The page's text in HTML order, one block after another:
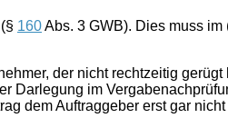
160Abs. 3 GWB). Dies muss
der nicht rechtzeitig
Darlegung im
dem Auftraggeber erst gar